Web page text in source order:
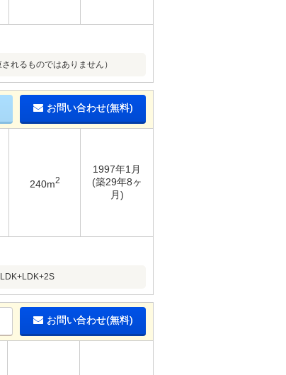
れるものではありません）
お問い合わせ(無料)
240m2
1997年1月
(築29年8ヶ
月)
お問い合わせ(無料)